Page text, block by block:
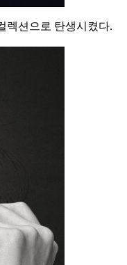
렉션으로 탄생시켰다.